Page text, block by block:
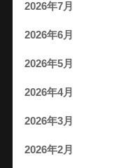
2026年7月
2026年6月
2026年5月
2026年4月
2026年3月
2026年2月